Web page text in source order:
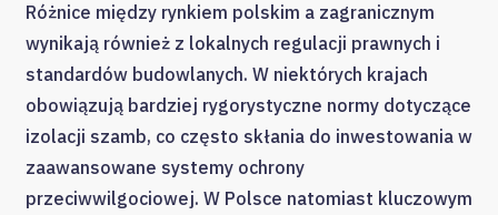
Różnice między rynkiem polskim a zagranicznym
wynikają również z lokalnych regulacji prawnych i
standardów budowlanych. W niektórych krajach
obowiązują bardziej rygorystyczne normy dotyczące
izolacji szamb, co często skłania do inwestowania w
zaawansowane systemy ochrony
przeciwwilgociowej. W Polsce natomiast kluczowym